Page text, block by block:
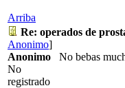
Arriba
Re: operados de
Anonimo]
Anonimo
No
registrado
No bebas